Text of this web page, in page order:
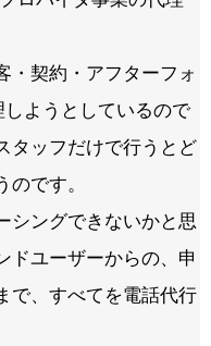
・契約・アフターフォ
ようとしているので
タッフだけで行うとど
です。
シングできないかと思
ドユーザーからの、申
で、すべてを電話代行